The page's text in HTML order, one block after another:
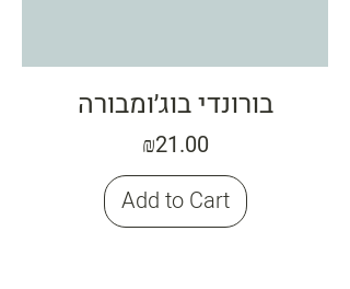
בורונדי בוג׳ומבורה
Price
₪21.00
Add to Cart